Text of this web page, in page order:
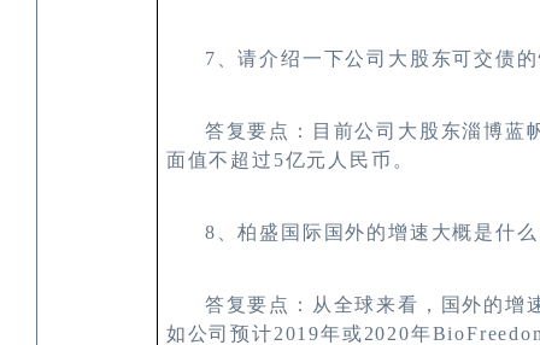
7 、请介绍一下公司大股东可交债
答复要点：目前公司大股东淄博蓝
面值不超过 5亿元人民币。
8 、柏盛国际国外的增速大概是什
答复要点：
从全球来看，国外的增
如公司预计2019年或2020年